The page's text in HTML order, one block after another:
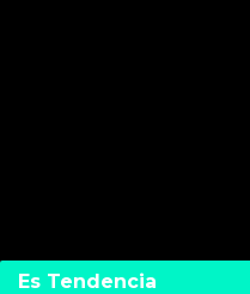
Es Tendencia